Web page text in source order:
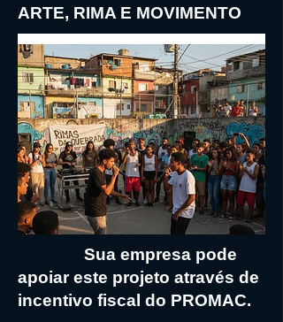
ARTE, RIMA E MOVIMENTO
Sua empresa pode
apoiar este projeto através de
incentivo fiscal do PROMAC.